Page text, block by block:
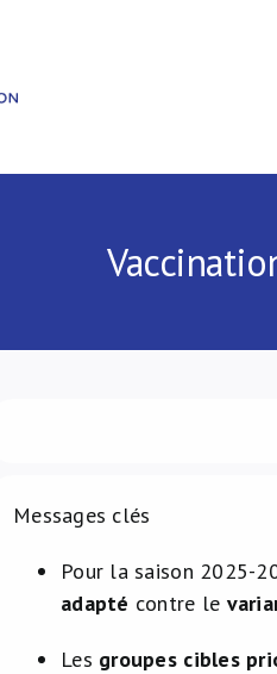
Messages clés
Pour la saison 2025-
adapté contre le
Les groupes cibles